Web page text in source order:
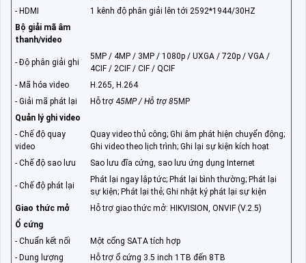
- HDMI
1 kênh độ phân giải lên tới 2592*1944/30HZ
Bộ giải mã âm
thanh/video
- Độ phân giải ghi
5MP / 4MP / 3MP / 1080p / UXGA / 720p / VGA /
4CIF / 2CIF / CIF / QCIF
- Mã hóa video
H.265, H.264
- Giải mã phát lại
Hỗ trợ 45MP / Hỗ trợ 85MP
Quản lý ghi video
- Chế độ quay
video
Quay video thủ công; Ghi âm phát hiện chuyển động;
Ghi video theo lịch trình; Ghi lại sự kiện kích hoạt
- Chế độ sao lưu
Sao lưu đĩa cứng, sao lưu ứng dụng Internet
- Chế độ phát lại
Phát lại ngay lập tức; Phát lại bình thường; Phát lại
sự kiện; Phát lại thẻ; Ghi nhật ký phát lại sự kiện
Giao thức mở
Hỗ trợ giao thức mở: HIKVISION, ONVIF (V.2.5)
Ổ cứng
- Chuẩn kết nối
Một cổng SATA tích hợp
- Dung lượng
Hỗ trợ ổ cứng 3.5 inch 1TB đến 8TB